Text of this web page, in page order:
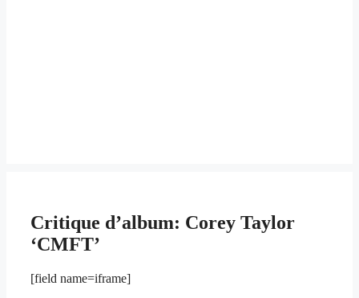
Critique d’album: Corey Taylor
‘CMFT’
[field name=iframe]